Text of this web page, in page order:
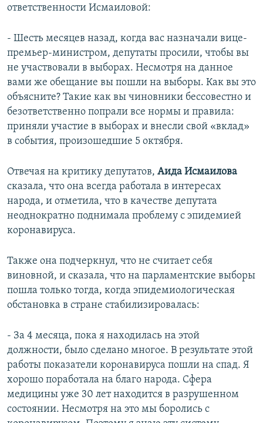
ответственности Исмаиловой:
- Шесть месяцев назад, когда вас назначали вице-
премьер-министром, депутаты просили, чтобы вы
не участвовали в выборах. Несмотря на данное
вами же обещание вы пошли на выборы. Как вы это
объясните? Такие как вы чиновники бессовестно и
безответственно попрали все нормы и правила:
приняли участие в выборах и внесли свой «вклад»
в события, произошедшие 5 октября.
Отвечая на критику депутатов, Аида Исмаилова
сказала, что она всегда работала в интересах
народа, и отметила, что в качестве депутата
неоднократно поднимала проблему с эпидемией
коронавируса.
Также она подчеркнул, что не считает себя
виновной, и сказала, что на парламентские выборы
пошла только тогда, когда эпидемиологическая
обстановка в стране стабилизировалась:
- За 4 месяца, пока я находилась на этой
должности, было сделано многое. В результате этой
работы показатели коронавируса пошли на спад. Я
хорошо поработала на благо народа. Сфера
медицины уже 30 лет находится в разрушенном
состоянии. Несмотря на это мы боролись с